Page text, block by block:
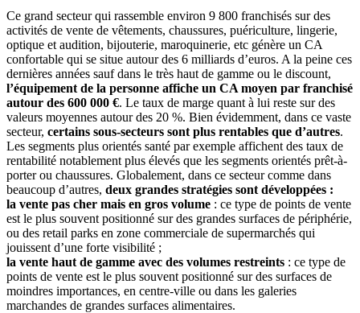
Ce grand secteur qui rassemble environ 9 800 franchisés sur des
activités de vente de vêtements, chaussures, puériculture, lingerie,
optique et audition, bijouterie, maroquinerie, etc génère un CA
confortable qui se situe autour des 6 milliards d’euros. A la peine ces
dernières années sauf dans le très haut de gamme ou le discount,
l’équipement de la personne affiche un CA moyen par franchisé
autour des 600 000 €. Le taux de marge quant à lui reste sur des
valeurs moyennes autour des 20 %. Bien évidemment, dans ce vaste
secteur, certains sous-secteurs sont plus rentables que d’autres.
Les segments plus orientés santé par exemple affichent des taux de
rentabilité notablement plus élevés que les segments orientés prêt-à-
porter ou chaussures. Globalement, dans ce secteur comme dans
beaucoup d’autres, deux grandes stratégies sont développées :
la vente pas cher mais en gros volume : ce type de points de vente
est le plus souvent positionné sur des grandes surfaces de périphérie,
ou des retail parks en zone commerciale de supermarchés qui
jouissent d’une forte visibilité ;
la vente haut de gamme avec des volumes restreints : ce type de
points de vente est le plus souvent positionné sur des surfaces de
moindres importances, en centre-ville ou dans les galeries
marchandes de grandes surfaces alimentaires.